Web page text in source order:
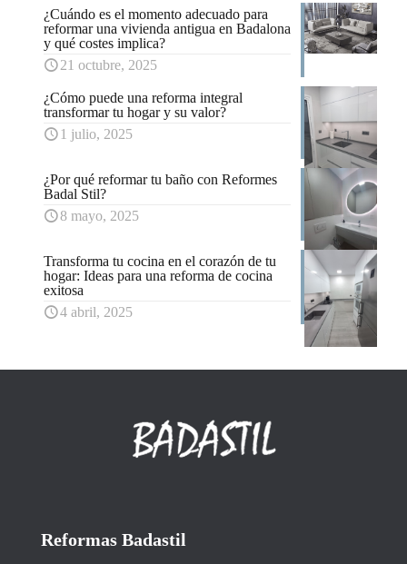
¿Cuándo es el momento adecuado para
reformar una vivienda antigua en Badalona
y qué costes implica?
21 octubre, 2025
¿Cómo puede una reforma integral
transformar tu hogar y su valor?
1 julio, 2025
¿Por qué reformar tu baño con Reformes
Badal Stil?
8 mayo, 2025
Transforma tu cocina en el corazón de tu
hogar: Ideas para una reforma de cocina
exitosa
4 abril, 2025
Reformas Badastil